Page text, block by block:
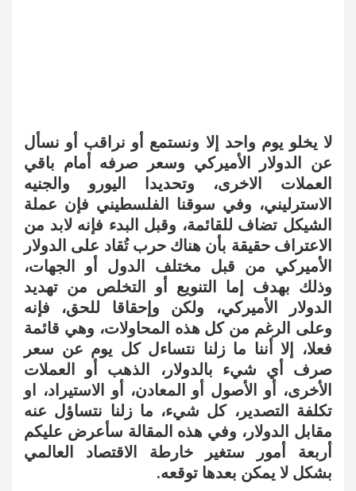
لا يخلو يوم واحد إلا ونستمع أو نراقب أو نسأل
عن الدولار الأميركي وسعر صرفه أمام باقي
العملات الاخرى، وتحديدا اليورو والجنيه
الاسترليني، وفي سوقنا الفلسطيني فإن عملة
الشيكل تضاف للقائمة، وقبل البدء فإنه لابد من
الاعتراف حقيقة بأن هناك حرب تُقاد على الدولار
الأميركي من قبل مختلف الدول أو الجهات،
وذلك بهدف إما التنويع أو التخلص من تهديد
الدولار الأميركي، ولكن وإحقاقا للحق، فإنه
وعلى الرغم من كل هذه المحاولات، وهي قائمة
فعلا، إلا أننا ما زلنا نتساءل كل يوم عن سعر
صرف أي شيء بالدولار، الذهب أو العملات
الأخرى، أو الأصول أو المعادن، أو الاستيراد، او
تكلفة التصدير، كل شيء، ما زلنا نتساؤل عنه
مقابل الدولار، وفي هذه المقالة سأعرض عليكم
أربعة أمور ستغير خارطة الاقتصاد العالمي
بشكل لا يمكن بعدها توقعه.